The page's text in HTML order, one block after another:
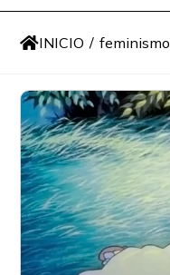
INICIO / feminismo